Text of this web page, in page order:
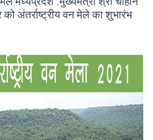
अंतर्राष्ट्रीय वन मेले का शुभारंभ